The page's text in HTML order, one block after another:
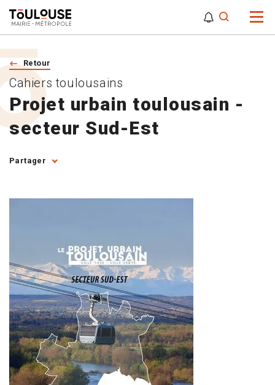
Retour
Projet urbain toulousain -
secteur Sud-Est
Cahiers toulousains
Partager